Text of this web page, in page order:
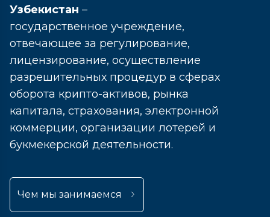
Узбекистан –
государственное учреждение,
отвечающее за регулирование,
лицензирование, осуществление
разрешительных процедур в сферах
оборота крипто-активов, рынка
капитала, страхования, электронной
коммерции, организации лотерей и
букмекерской деятельности.
Чем мы занимаемся